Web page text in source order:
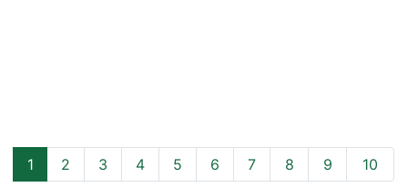
1 2 3 4 5 6 7 8 9 10